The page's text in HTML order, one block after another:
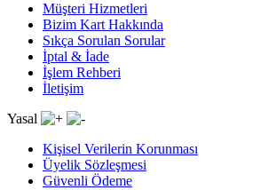
Müşteri Hizmetleri
Bizim Kart Hakkında
Sıkça Sorulan Sorular
İptal & İade
İşlem Rehberi
İletişim
Yasal
Kişisel Verilerin Korunması
Üyelik Sözleşmesi
Güvenli Ödeme